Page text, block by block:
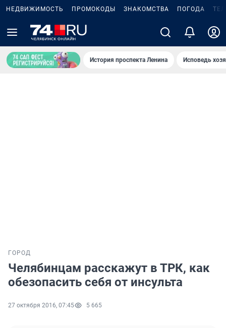
НЕДВИЖИМОСТЬ ПРОМОКОДЫ ЗНАКОМСТВА ПОГОДА
История проспекта Ленина Исповедь
ГОРОД
Челябинцам расскажут в ТРК, как
обезопасить себя от инсульта
27 октября 2016, 07:45 5 665